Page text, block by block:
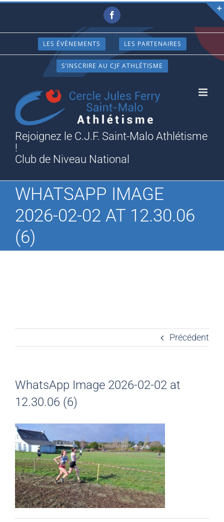
Passer
contenu
Facebook
LES ÉVÈNEMENTS LES PARTENAIRES
S’INSCRIRE AU CJF ATHLÉTISME
Rejoignez le C.J.F. Saint-Malo Athlétisme
!
Club de Niveau National
WHATSAPP IMAGE
2026-02-02 AT 12.30.06
(6)
Précédent
WhatsApp Image 2026-02-02 at
12.30.06 (6)